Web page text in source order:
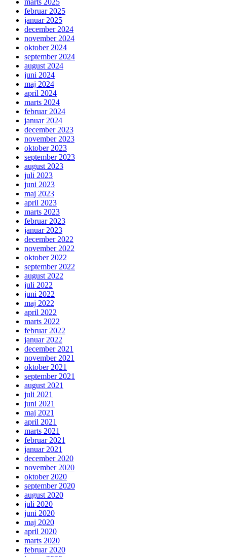
februar 2025
januar 2025
december 2024
november 2024
oktober 2024
september 2024
august 2024
juni 2024
maj 2024
april 2024
marts 2024
februar 2024
januar 2024
december 2023
november 2023
oktober 2023
september 2023
august 2023
juli 2023
juni 2023
maj 2023
april 2023
marts 2023
februar 2023
januar 2023
december 2022
november 2022
oktober 2022
september 2022
august 2022
juli 2022
juni 2022
maj 2022
april 2022
marts 2022
februar 2022
januar 2022
december 2021
november 2021
oktober 2021
september 2021
august 2021
juli 2021
juni 2021
maj 2021
april 2021
marts 2021
februar 2021
januar 2021
december 2020
november 2020
oktober 2020
september 2020
august 2020
juli 2020
juni 2020
maj 2020
april 2020
marts 2020
februar 2020